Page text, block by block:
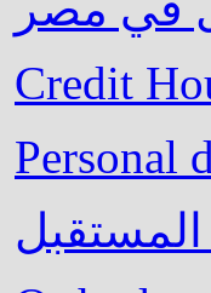
Credit
Personal